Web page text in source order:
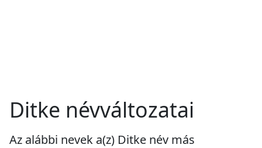
Ditke névváltozatai
Az alábbi nevek a(z) Ditke név más